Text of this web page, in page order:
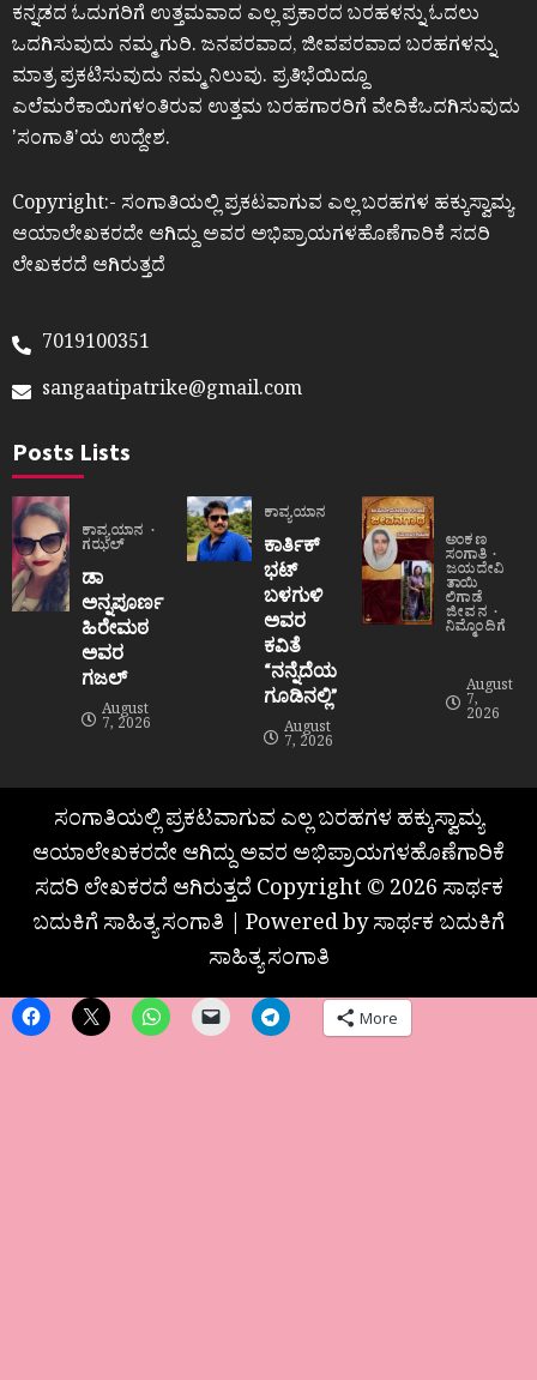
ಕನ್ನಡದ ಓದುಗರಿಗೆ ಉತ್ತಮವಾದ ಎಲ್ಲ ಪ್ರಕಾರದ ಬರಹಳನ್ನು ಓದಲು
ಒದಗಿಸುವುದು ನಮ್ಮ ಗುರಿ. ಜನಪರವಾದ, ಜೀವಪರವಾದ ಬರಹಗಳನ್ನು
ಮಾತ್ರ ಪ್ರಕಟಿಸುವುದು ನಮ್ಮ ನಿಲುವು. ಪ್ರತಿಭೆಯಿದ್ದೂ
ಎಲೆಮರೆಕಾಯಿಗಳಂತಿರುವ ಉತ್ತಮ ಬರಹಗಾರರಿಗೆ ವೇದಿಕೆಒದಗಿಸುವುದು
ʼಸಂಗಾತಿʼಯ ಉದ್ದೇಶ.
Copyright:- ಸಂಗಾತಿಯಲ್ಲಿ ಪ್ರಕಟವಾಗುವ ಎಲ್ಲ ಬರಹಗಳ ಹಕ್ಕುಸ್ವಾಮ್ಯ
ಆಯಾಲೇಖಕರದೇ ಆಗಿದ್ದು ಅವರ ಅಭಿಪ್ರಾಯಗಳಹೊಣೆಗಾರಿಕೆ ಸದರಿ
ಲೇಖಕರದೆ ಆಗಿರುತ್ತದೆ
7019100351
sangaatipatrike@gmail.com
Posts Lists
ಕಾವ್ಯಯಾನ
ಗಝಲ್
ಡಾ
ಅನ್ನಪೂರ್ಣ
ಹಿರೇಮಠ
ಅವರ
ಗಜಲ್
August
7, 2026
ಕಾವ್ಯಯಾನ
ಕಾರ್ತಿಕ್
ಭಟ್
ಬಳಗುಳಿ
ಅವರ
ಕವಿತೆ
“ನನ್ನೆದೆಯ
ಗೂಡಿನಲ್ಲಿ”
August
7, 2026
ಅಂಕಣ
ಸಂಗಾತಿ
ಜಯದೇವಿ
ತಾಯಿ
ಲಿಗಾಡೆ
ಜೀವನ
ನಿಮ್ಮೊಂದಿಗೆ
August
7,
2026
ಸಂಗಾತಿಯಲ್ಲಿ ಪ್ರಕಟವಾಗುವ ಎಲ್ಲ ಬರಹಗಳ ಹಕ್ಕುಸ್ವಾಮ್ಯ
ಆಯಾಲೇಖಕರದೇ ಆಗಿದ್ದು ಅವರ ಅಭಿಪ್ರಾಯಗಳಹೊಣೆಗಾರಿಕೆ
ಸದರಿ ಲೇಖಕರದೆ ಆಗಿರುತ್ತದೆ Copyright © 2026 ಸಾರ್ಥಕ
ಬದುಕಿಗೆ ಸಾಹಿತ್ಯ ಸಂಗಾತಿ | Powered by ಸಾರ್ಥಕ ಬದುಕಿಗೆ
ಸಾಹಿತ್ಯ ಸಂಗಾತಿ
More